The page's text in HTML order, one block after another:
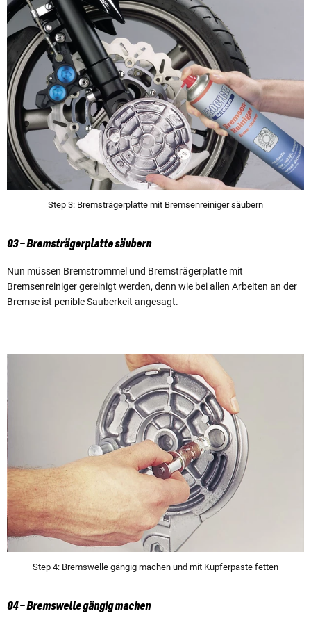
Step 3: Bremsträgerplatte mit Bremsenreiniger säubern
03 – Bremsträgerplatte säubern
Nun müssen Bremstrommel und Bremsträgerplatte mit
Bremsenreiniger gereinigt werden, denn wie bei allen Arbeiten an der
Bremse ist penible Sauberkeit angesagt.
Step 4: Bremswelle gängig machen und mit Kupferpaste fetten
04 – Bremswelle gängig machen